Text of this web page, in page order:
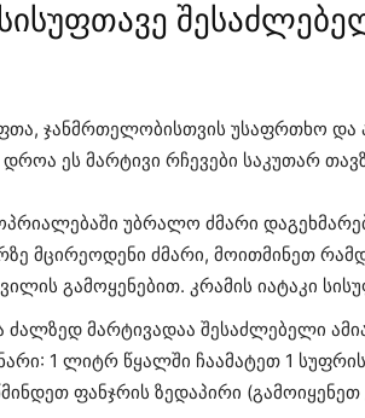
ჯანმრთელობისთვის უსაფრთხო
ეს მარტივი რჩევები საკუთარ
უბრალო ძმარი
მცირეოდენი ძმარი, მოითმინეთ
გამოყენებით. კრამის იატაკი
მარტივადაა შესაძლებელი
1 ლიტრ წყალში ჩაამატეთ 1 სუფრის
ფანჯრის ზედაპირი